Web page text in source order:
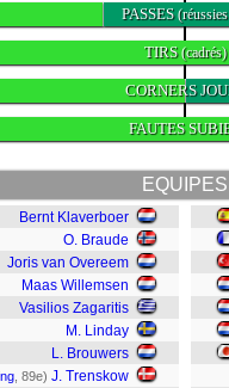
PASSES
TIRS(cadrés)
CORNERS
FAUTES
EQUIPES
Bernt Klaverboer
O. Braude
Joris van Overeem
Maas Willemsen
Vasilios Zagaritis
M. Linday
L. Brouwers
, 89e) J. Trenskow